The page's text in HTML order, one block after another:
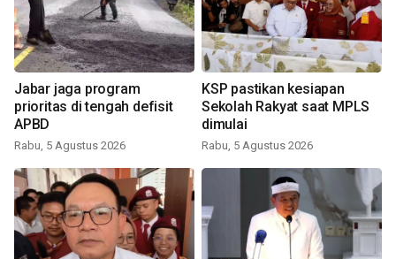
Jabar jaga program
prioritas di tengah defisit
APBD
Rabu, 5 Agustus 2026
KSP pastikan kesiapan
Sekolah Rakyat saat MPLS
dimulai
Rabu, 5 Agustus 2026